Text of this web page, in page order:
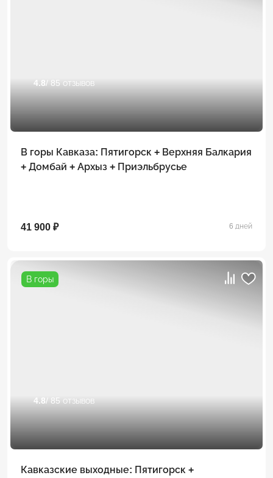
4.8/ 85 отзывов
В горы Кавказа: Пятигорск + Верхняя Балкария
+ Домбай + Архыз + Приэльбрусье
41 900 ₽ 6 дней
В горы
4.8/ 85 отзывов
Кавказские выходные: Пятигорск +